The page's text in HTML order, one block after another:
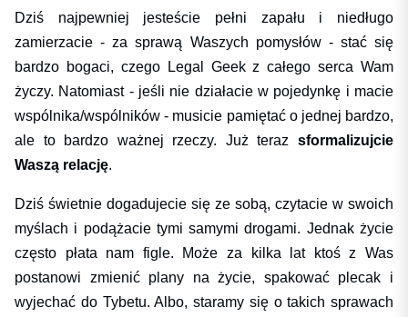
Dziś najpewniej jesteście pełni zapału i niedługo
zamierzacie - za sprawą Waszych pomysłów - stać się
bardzo bogaci, czego Legal Geek z całego serca Wam
życzy. Natomiast - jeśli nie działacie w pojedynkę i macie
wspólnika/wspólników - musicie pamiętać o jednej bardzo,
ale to bardzo ważnej rzeczy. Już teraz sformalizujcie
Waszą relację.
Dziś świetnie dogadujecie się ze sobą, czytacie w swoich
myślach i podążacie tymi samymi drogami. Jednak życie
często płata nam figle. Może za kilka lat ktoś z Was
postanowi zmienić plany na życie, spakować plecak i
wyjechać do Tybetu. Albo, staramy się o takich sprawach